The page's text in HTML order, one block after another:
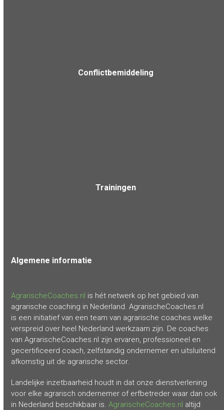
Conflictbemiddeling
Trainingen
Algemene informatie
AgrarischeCoaches.nl is hét netwerk op het gebied van
agrarische coaching in Nederland. AgrarischeCoaches.nl
is een initiatief van een team van agrarische coaches welke
verspreid over heel Nederland werkzaam zijn. De coaches
van AgrarischeCoaches.nl zijn ervaren, professioneel en
gecertificeerd coach, zelfstandig ondernemer en uitsluitend
afkomstig uit de agrarische sector.
Landelijke inzetbaarheid houdt in dat onze dienstverlening
voor elke agrarisch ondernemer of erfbetreder waar dan ook
in Nederland beschikbaar is.AgrarischeCoaches.nl altijd